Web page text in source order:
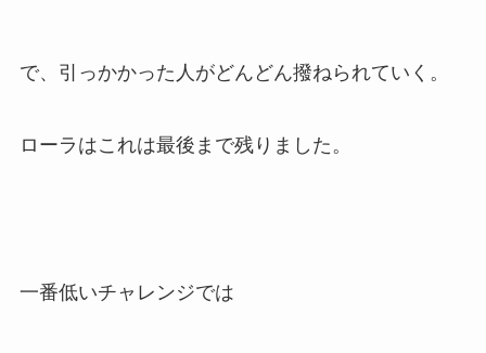
で、引っかかった人がどんどん撥ねられていく。
ローラはこれは最後まで残りました。
一番低いチャレンジでは